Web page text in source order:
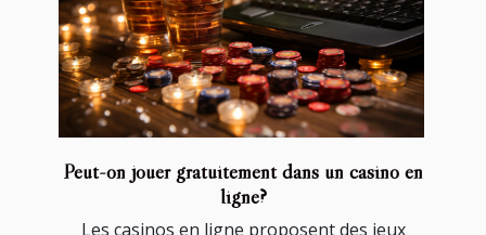
Peut-on jouer gratuitement dans un casino en
ligne?
Les casinos en ligne proposent des jeux